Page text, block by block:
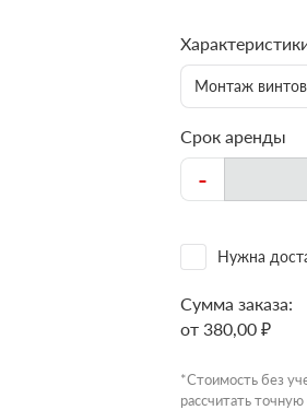
Монтаж
Срок аренды
-
Нужна
Сумма заказа:
от 380,00 ₽
*Стоимость без
рассчитать